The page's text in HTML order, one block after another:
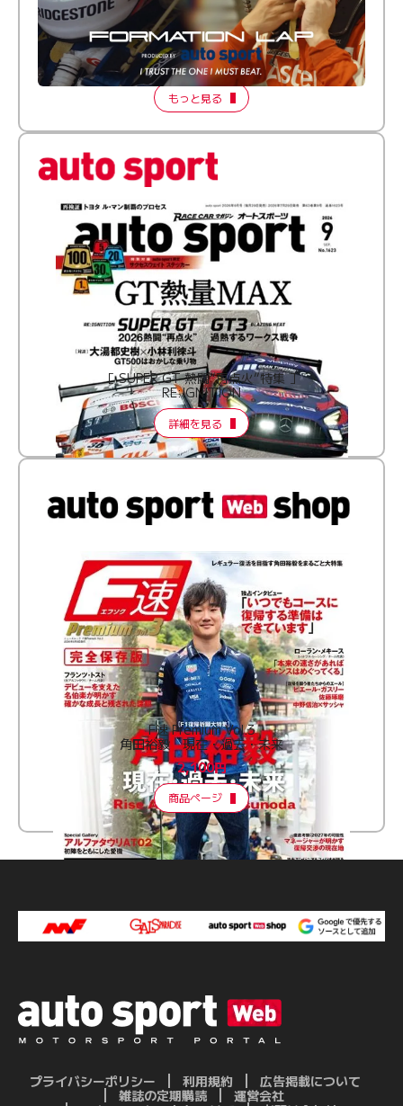
倒す相手を、信じてる。小林利徠斗 × 野村勇斗
【FORMATION LAP Produced by auto sport】
2026 Episode 2
もっと見る
［ SUPER GT 熱闘“再点火”特集 ］
RE:IGNITION
詳細を見る
F速 Premium Vol.3
角田裕毅 現在・過去・未来
2,100円
商品ページ
プライバシーポリシー 利用規約
広告掲載について
雑誌の定期購読
運営会社